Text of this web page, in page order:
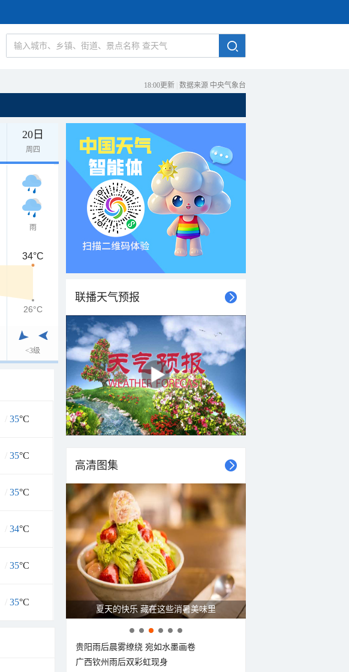
18:00更新 数据来源 中央气象台
20日
周四
雨
<3级
34°C
26°C
/ 35°C
/ 35°C
/ 35°C
/ 34°C
/ 35°C
/ 35°C
联播天气预报
高清图集
夏天的快乐 藏在这些消暑美味里
贵阳雨后晨雾缭绕 宛如水墨画卷
广西钦州雨后双彩虹现身